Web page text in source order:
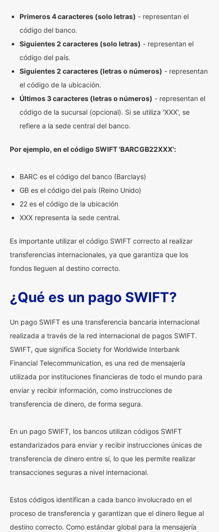
Primeros 4 caracteres (solo letras) - representan el
código del banco.
Siguientes 2 caracteres (solo letras) - representan el
código del país.
Siguientes 2 caracteres (letras o números) - representan
el código de la ubicación.
Últimos 3 caracteres (letras o números) - representan el
código de la sucursal (opcional). Si se utiliza 'XXX', se
refiere a la sede central del banco.
Por ejemplo, en el código SWIFT 'BARCGB22XXX':
BARC es el código del banco (Barclays)
GB es el código del país (Reino Unido)
22 es el código de la ubicación
XXX representa la sede central.
Es importante utilizar el código SWIFT correcto al realizar
transferencias internacionales, ya que garantiza que los
fondos lleguen al destino correcto.
¿Qué es un pago SWIFT?
Un pago SWIFT es una transferencia bancaria internacional
realizada a través de la red internacional de pagos SWIFT.
SWIFT, que significa Society for Worldwide Interbank
Financial Telecommunication, es una red de mensajería
utilizada por instituciones financieras de todo el mundo para
enviar y recibir información, como instrucciones de
transferencia de dinero, de forma segura.
En un pago SWIFT, los bancos utilizan códigos SWIFT
estandarizados para enviar y recibir instrucciones únicas de
transferencia de dinero entre sí, lo que les permite realizar
transacciones seguras a nivel internacional.
Estos códigos identifican a cada banco involucrado en el
proceso de transferencia y garantizan que el dinero llegue al
destino correcto. Como estándar global para la mensajería